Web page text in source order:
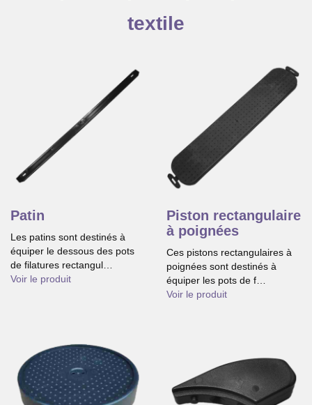
textile
Patin
Les patins sont destinés à
équiper le dessous des pots
de filatures rectangul…
Voir le produit
Piston rectangulaire
à poignées
Ces pistons rectangulaires à
poignées sont destinés à
équiper les pots de f…
Voir le produit